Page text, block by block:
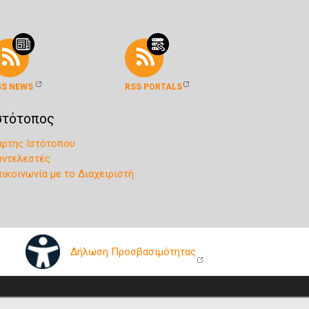
NEWS RSS PORTALS
Ιστότοπου
με το Διαχειριστή
Δήλωση Προσβασιμότητας